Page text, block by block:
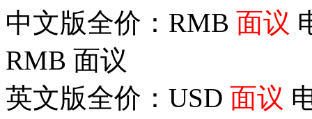
中文版全价：RMB 面议
RMB 面议
英文版全价：USD 面议